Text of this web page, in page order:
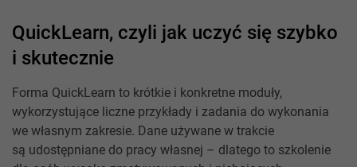
QuickLearn, czyli jak uczyć się szybko
i skutecznie
Forma QuickLearn to krótkie i konkretne moduły,
wykorzystujące liczne przykłady i zadania do wykonania
we własnym zakresie. Dane używane w trakcie
są udostępniane do pracy własnej – dlatego to szkolenie